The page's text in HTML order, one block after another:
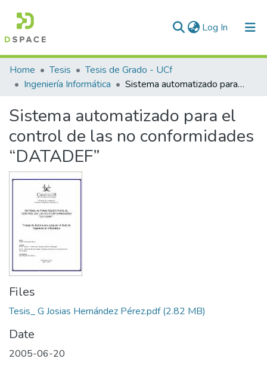
Log In (current)
Communities & Collections
All of DSpace
Statistics
Home Tesis
Tesis de Grado - UCf
Ingeniería Informática
Sistema automatizado para el control de las no conformidades “DATADEF”
Sistema automatizado para el
control de las no conformidades
“DATADEF”
Files
Tesis_ G Josias Hernández Pérez.pdf(2.82 MB)
Date
2005-06-20